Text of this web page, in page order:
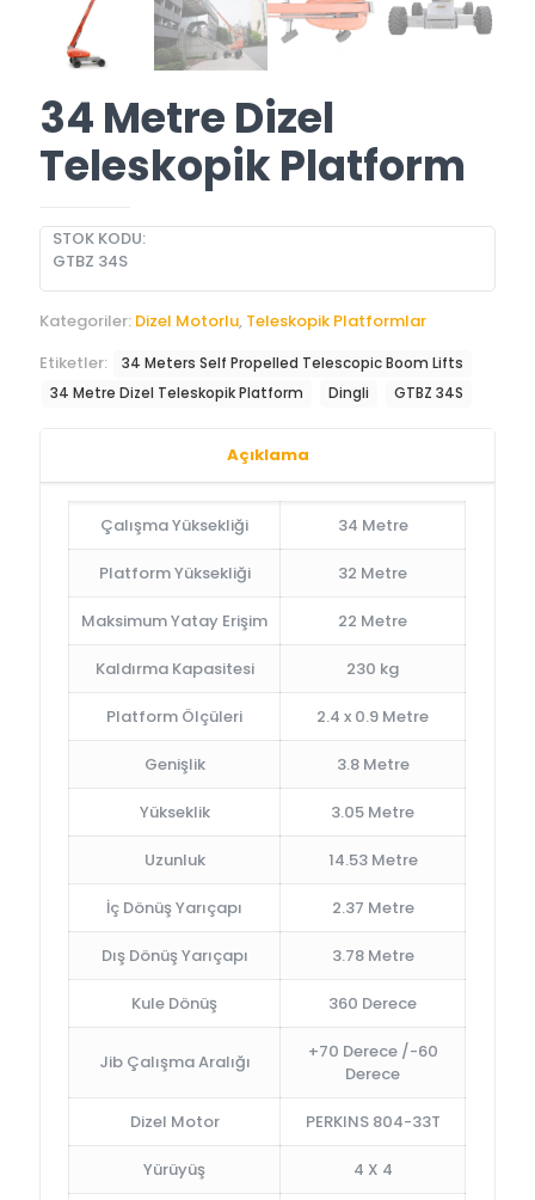
34 Metre Dizel
Teleskopik Platform
STOK KODU:
GTBZ 34S
Kategoriler: Dizel Motorlu, Teleskopik Platformlar
Etiketler:
34 Meters Self Propelled Telescopic Boom Lifts
34 Metre Dizel Teleskopik Platform
Dingli GTBZ 34S
Açıklama
Çalışma Yüksekliği 34 Metre
Platform Yüksekliği 32 Metre
Maksimum Yatay Erişim 22 Metre
Kaldırma Kapasitesi 230 kg
Platform Ölçüleri 2.4 x 0.9 Metre
Genişlik 3.8 Metre
Yükseklik 3.05 Metre
Uzunluk 14.53 Metre
İç Dönüş Yarıçapı 2.37 Metre
Dış Dönüş Yarıçapı 3.78 Metre
Kule Dönüş 360 Derece
Jib Çalışma Aralığı
+70 Derece /-60
Derece
Dizel Motor PERKINS 804-33T
Yürüyüş 4 X 4